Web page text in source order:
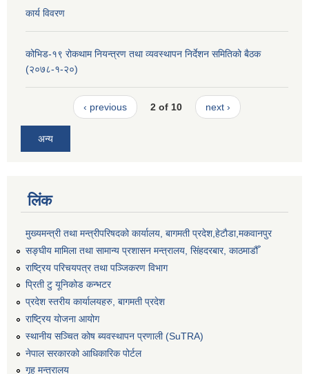
कार्य विवरण
कोभिड-१९ रोकथाम नियन्त्रण तथा व्यवस्थापन निर्देशन समितिको बैठक
(२०७८-१-२०)
‹ previous 2 of 10 next ›
अन्य
लिंक
मुख्यमन्त्री तथा मन्त्रीपरिषदको कार्यालय, बागमती प्रदेश,हेटाैडा,मकवानपुर
सङ्‍घीय मामिला तथा सामान्य प्रशासन मन्त्रालय, सिंहदरबार, काठमाडौँ
राष्ट्रिय परिचयपत्र तथा पञ्जिकरण विभाग
प्रिती टु यूनिकोड कन्भटर
प्रदेश स्तरीय कार्यालयहरु, बागमती प्रदेश
राष्ट्रिय योजना आयोग
स्थानीय सञ्चित कोष ब्यवस्थापन प्रणाली (SuTRA)
नेपाल सरकारको आधिकारिक पोर्टल
गृह मन्त्रालय